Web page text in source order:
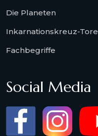
Die Planeten
Inkarnationskreuz-Tore
Fachbegriffe
Social Media